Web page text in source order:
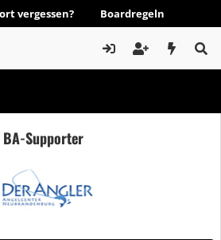
vergessen? Boardregeln
BA-Supporter